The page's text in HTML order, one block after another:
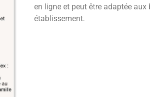
en ligne et peut être adaptée
établissement.